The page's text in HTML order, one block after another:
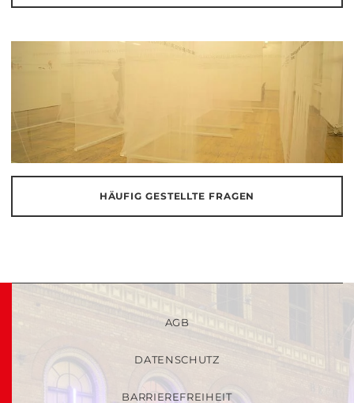
HÄUFIG GESTELLTE FRAGEN
AGB
DATENSCHUTZ
BARRIEREFREIHEIT